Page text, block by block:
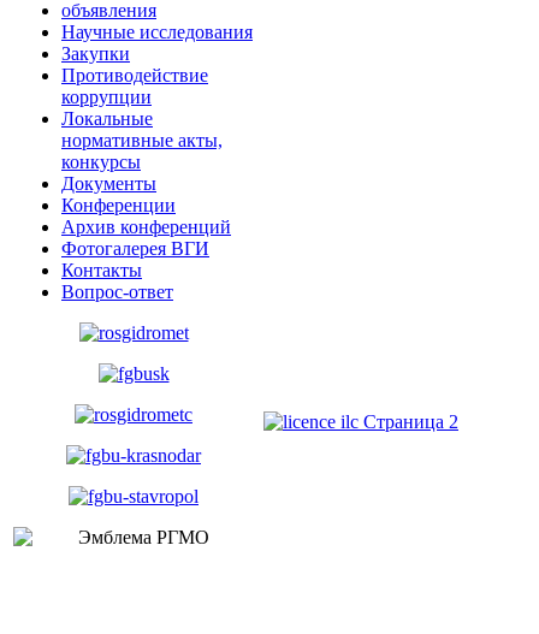
Научные исследования
Закупки
Противодействие
коррупции
Локальные
нормативные акты,
конкурсы
Документы
Конференции
Архив конференций
Фотогалерея ВГИ
Контакты
Вопрос-ответ